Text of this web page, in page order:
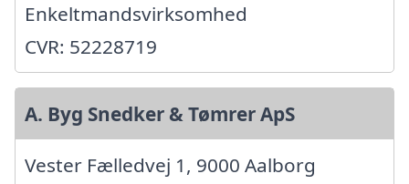
Enkeltmandsvirksomhed
CVR: 52228719
A. Byg Snedker & Tømrer ApS
Vester Fælledvej 1, 9000 Aalborg